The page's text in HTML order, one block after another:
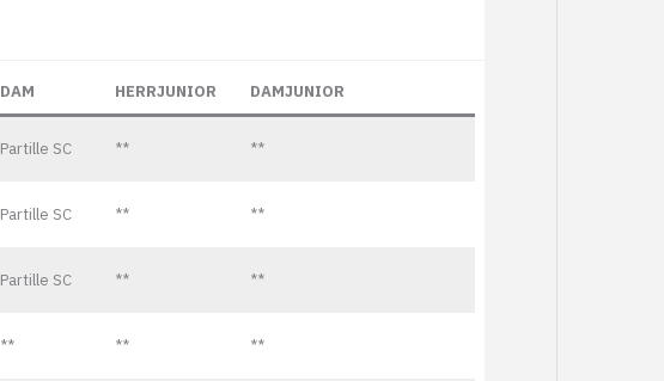
DAM HERRJUNIOR DAMJUNIOR
Partille SC ** **
Partille SC ** **
Partille SC ** **
** ** **